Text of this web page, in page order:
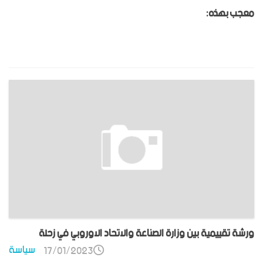
معجب بهذه:
ورشة تقييمية بين وزارة الصناعة والاتحاد الاوروبي في زحلة
سياسة 17/01/2023